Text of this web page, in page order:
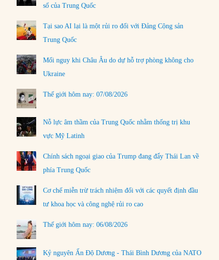
số của Trung Quốc
Tại sao AI lại là một rủi ro đối với Đảng Cộng sản
Trung Quốc
Mối nguy khi Châu Âu do dự hỗ trợ phòng không cho
Ukraine
Thế giới hôm nay: 07/08/2026
Nỗ lực âm thầm của Trung Quốc nhằm thống trị khu
vực Mỹ Latinh
Chính sách ngoại giao của Trump đang đẩy Thái Lan về
phía Trung Quốc
Cơ chế miễn trừ trách nhiệm đối với các quyết định đầu
tư khoa học và công nghệ rủi ro cao
Thế giới hôm nay: 06/08/2026
Kỷ nguyên Ấn Độ Dương - Thái Bình Dương của NATO